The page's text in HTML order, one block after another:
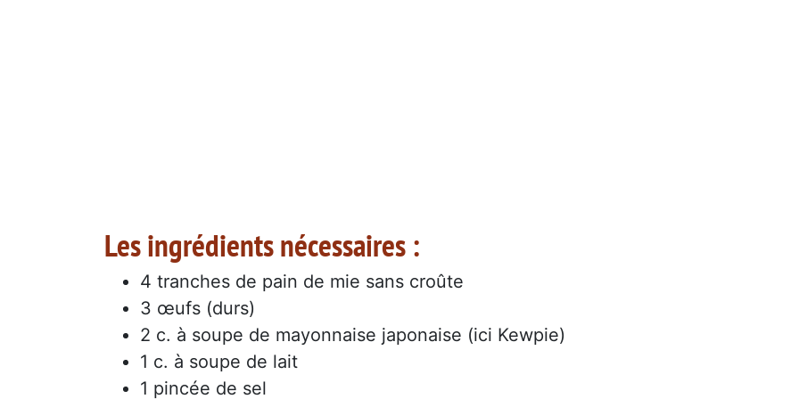
Les ingrédients nécessaires :
4 tranches de pain de mie sans croûte
3 œufs (durs)
2 c. à soupe de mayonnaise japonaise (ici Kewpie)
1 c. à soupe de lait
1 pincée de sel